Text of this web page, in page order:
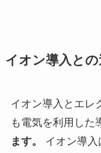
イオン導入と
イオン導入とエレ
も電気を利用した
ます。
イオン導